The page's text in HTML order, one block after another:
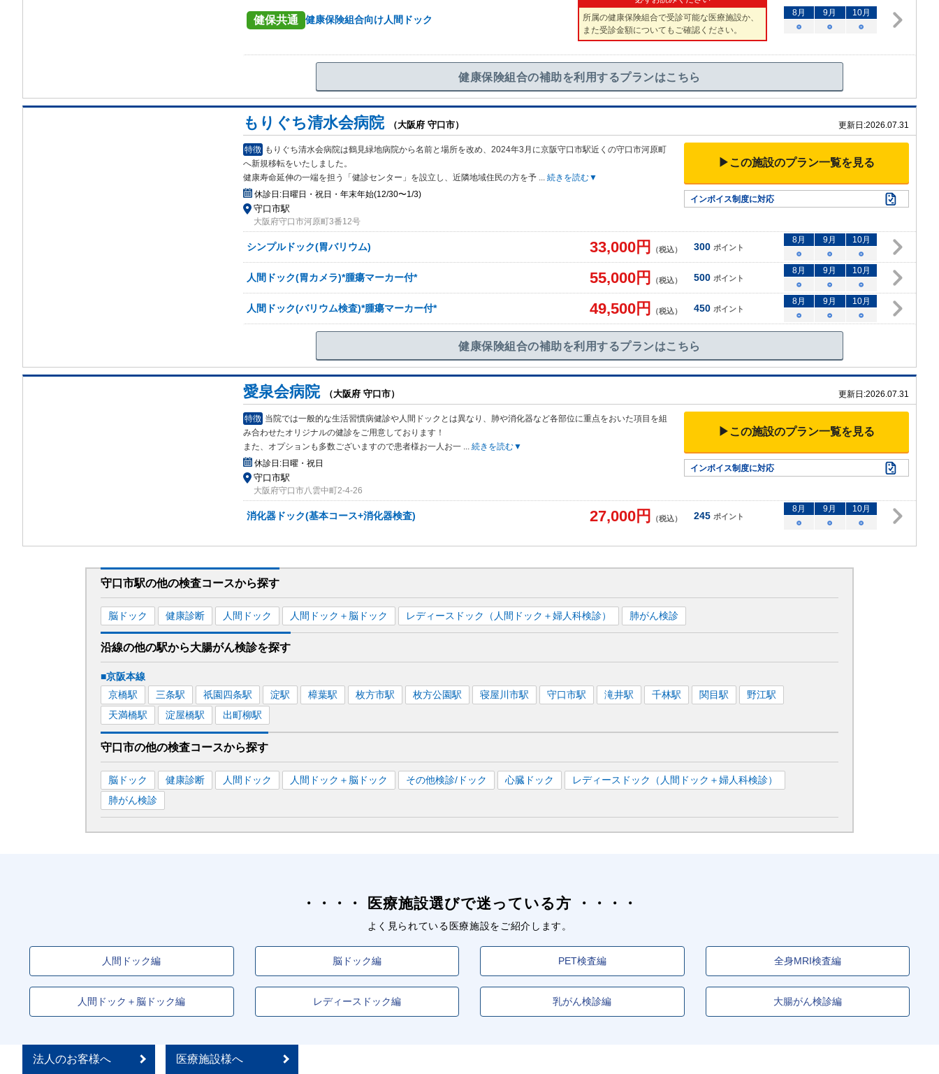
健保共通 健康保険組合向け人間ドック
所属の健康保険組合で受診可能な医療施設か、
また受診金額についてもご確認ください。
8月 9月 10月
○
○ ○
健康保険組合の補助を利用するプランはこちら
もりぐち清水会病院 （大阪府 守口市） 更新日:2026.07.31
特徴 もりぐち清水会病院は鶴見緑地病院から名前と場所を改め、2024年3月に京阪守口市駅近くの守口市河原町
へ新規移転をいたしました。
健康寿命延伸の一端を担う「健診センター」を設立し、近隣地域住民の方を予 ... 続きを読む▼
休診日:日曜日・祝日・年末年始(12/30〜1/3)
守口市駅
大阪府守口市河原町3番12号
▶この施設のプラン一覧を見る
インボイス制度に対応
シンプルドック(胃バリウム) 33,000円 （税込） 300 ポイント
8月 9月 10月
○
○ ○
人間ドック(胃カメラ)*腫瘍マーカー付* 55,000円 （税込） 500 ポイント
8月 9月 10月
○
○ ○
人間ドック(バリウム検査)*腫瘍マーカー付* 49,500円 （税込） 450 ポイント
8月 9月 10月
○
○ ○
健康保険組合の補助を利用するプランはこちら
愛泉会病院 （大阪府 守口市） 更新日:2026.07.31
特徴 当院では一般的な生活習慣病健診や人間ドックとは異なり、肺や消化器など各部位に重点をおいた項目を組
み合わせたオリジナルの健診をご用意しております！
また、オプションも多数ございますので患者様お一人お一 ... 続きを読む▼
休診日:日曜・祝日
守口市駅
大阪府守口市八雲中町2-4-26
▶この施設のプラン一覧を見る
インボイス制度に対応
消化器ドック(基本コース+消化器検査) 27,000円 （税込） 245 ポイント
8月 9月 10月
○
○ ○
守口市駅の他の検査コースから探す
脳ドック 健康診断 人間ドック 人間ドック＋脳ドック レディースドック（人間ドック＋婦人科検診） 肺がん検診
沿線の他の駅から大腸がん検診を探す
■京阪本線
京橋駅 三条駅 祇園四条駅 淀駅 樟葉駅 枚方市駅 枚方公園駅 寝屋川市駅 守口市駅 滝井駅 千林駅 関目駅 野江駅
天満橋駅 淀屋橋駅 出町柳駅
守口市の他の検査コースから探す
脳ドック 健康診断 人間ドック 人間ドック＋脳ドック その他検診/ドック 心臓ドック
レディースドック（人間ドック＋婦人科検診）
肺がん検診
医療施設選びで迷っている方
よく見られている医療施設をご紹介します。
人間ドック編 脳ドック編 PET検査編 全身MRI検査編
人間ドック＋脳ドック編 レディースドック編 乳がん検診編 大腸がん検診編
法人のお客様へ 医療施設様へ